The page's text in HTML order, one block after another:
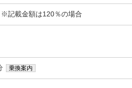
記載金額は120％の場合
乗換案内